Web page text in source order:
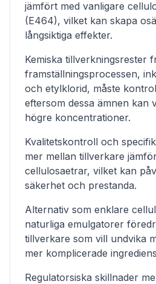
jämfört med vanligare
(E464), vilket kan skapa
långsiktiga effekter.
Kemiska tillverkningsrester
framställningsprocessen,
och etylklorid, måste
eftersom dessa ämnen kan
högre koncentrationer.
Kvalitetskontroll och
mer mellan tillverkare
cellulosaetrar, vilket kan
säkerhet och prestanda.
Alternativ som enklare
naturliga emulgatorer
tillverkare som vill undvika
mer komplicerade
Regulatorsiska skillnader